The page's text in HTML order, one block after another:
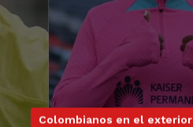
Colombianos en el exterior